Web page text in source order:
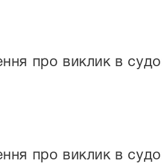
про виклик в
про виклик в